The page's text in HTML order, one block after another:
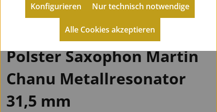
Zubehör Ersatzteile Holz
Polster Saxophon Martin
Chanu Metallresonator
31,5 mm
Konfigurieren
Alle Cookies akzeptieren
Nur technisch notwendige